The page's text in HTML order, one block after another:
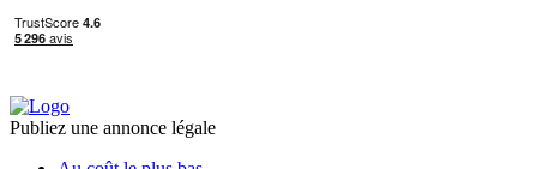
Publiez une annonce légale